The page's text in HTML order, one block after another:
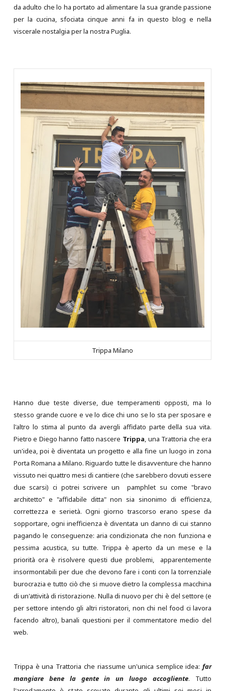
da adulto che lo ha portato ad alimentare la sua grande passione
per la cucina, sfociata cinque anni fa in questo blog e nella
viscerale nostalgia per la nostra Puglia.
Trippa Milano
Hanno due teste diverse, due temperamenti opposti, ma lo
stesso grande cuore e ve lo dice chi uno se lo sta per sposare e
l'altro lo stima al punto da avergli affidato parte della sua vita.
Pietro e Diego hanno fatto nascere Trippa, una Trattoria che era
un'idea, poi è diventata un progetto e alla fine un luogo in zona
Porta Romana a Milano. Riguardo tutte le disavventure che hanno
vissuto nei quattro mesi di cantiere (che sarebbero dovuti essere
due scarsi) ci potrei scrivere un pamphlet su come "bravo
architetto" e "affidabile ditta" non sia sinonimo di efficienza,
correttezza e serietà. Ogni giorno trascorso erano spese da
sopportare, ogni inefficienza è diventata un danno di cui stanno
pagando le conseguenze: aria condizionata che non funziona e
pessima acustica, su tutte. Trippa è aperto da un mese e la
priorità ora è risolvere questi due problemi, apparentemente
insormontabili per due che devono fare i conti con la torrenziale
burocrazia e tutto ciò che si muove dietro la complessa macchina
di un'attività di ristorazione. Nulla di nuovo per chi è del settore (e
per settore intendo gli altri ristoratori, non chi nel food ci lavora
facendo altro), banali questioni per il commentatore medio del
web.
Trippa è una Trattoria che riassume un'unica semplice idea:far
mangiare bene la gente in un luogo accogliente. Tutto